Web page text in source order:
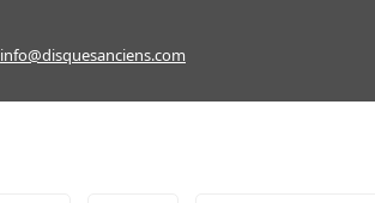
info@disquesanciens.com